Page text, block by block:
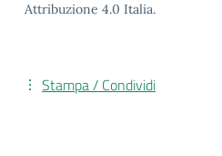
Attribuzione 4.0 Italia.
Stampa / Condividi